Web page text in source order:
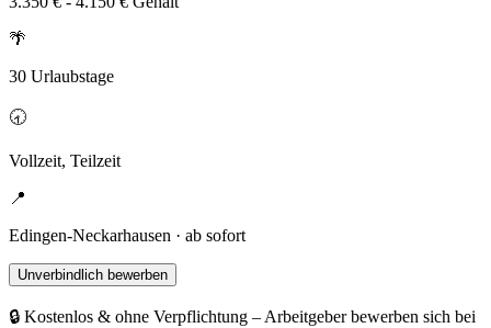
🌴
30 Urlaubstage
🕣
Vollzeit, Teilzeit
📍
Edingen-Neckarhausen · ab sofort
Unverbindlich bewerben
🔒 Kostenlos & ohne Verpflichtung – Arbeitgeber bewerben sich bei